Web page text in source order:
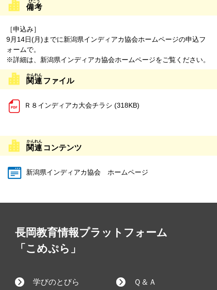
備考
［申込み］
9月14日(月)までに新潟県インディアカ協会ホームページの申込フ
ォームで。
※詳細は、新潟県インディアカ協会ホームページをご覧ください。
関連ファイル
Ｒ８インディアカ大会チラシ (318KB)
関連 コンテンツ
新潟県インディアカ協会 ホームページ
長岡教育情報プラットフォーム
「こめぷら」
学びのとびら Ｑ＆Ａ